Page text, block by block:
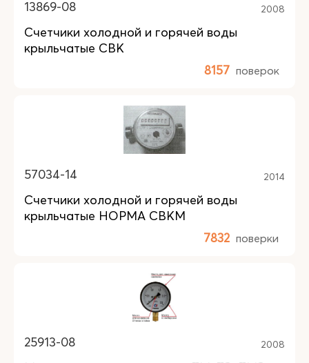
13869-08 2008
Счетчики холодной и горячей воды
крыльчатые СВК
8157 поверок
57034-14 2014
Счетчики холодной и горячей воды
крыльчатые НОРМА СВКМ
7832 поверки
25913-08 2008